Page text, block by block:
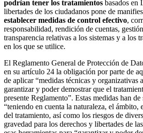
podrían tener los tratamientos basados en
libertades de los ciudadanos pone de
establecer medidas de control efectivo,
responsabilidad, rendición de cuentas,
transparencia relativas a los sistemas y a los
en los que se utilice.
El Reglamento General de Protección de
en su artículo 24 la obligación por parte de
de aplicar “medidas técnicas y organizativas
garantizar y poder demostrar que el
presente Reglamento”. Estas medidas han de
“teniendo en cuenta la naturaleza, el ámbito,
del tratamiento, así como los riesgos de
gravedad para los derechos y libertades de